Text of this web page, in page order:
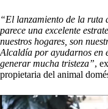
“El lanzamiento de la ruta
parece una excelente
nuestros hogares, son
Alcaldía por ayudarnos en
generar mucha tristeza”,
propietaria del animal